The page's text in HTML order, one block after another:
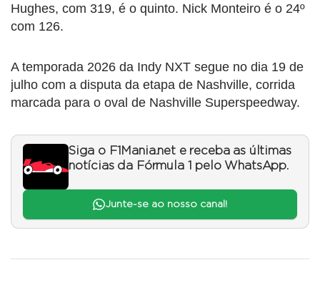
Hughes, com 319, é o quinto. Nick Monteiro é o 24º
com 126.
A temporada 2026 da Indy NXT segue no dia 19 de
julho com a disputa da etapa de Nashville, corrida
marcada para o oval de Nashville Superspeedway.
Siga o F1Mania.net e receba as últimas
notícias da Fórmula 1 pelo WhatsApp.
Junte-se ao nosso canal!